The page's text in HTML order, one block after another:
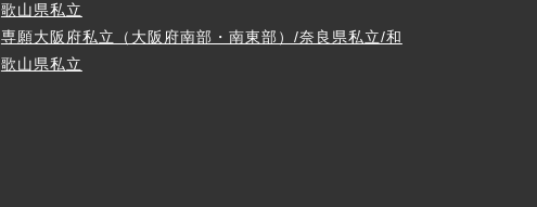
歌山県私立
専願大阪府私立（大阪府南部・南東部）/奈良県私立/和
歌山県私立